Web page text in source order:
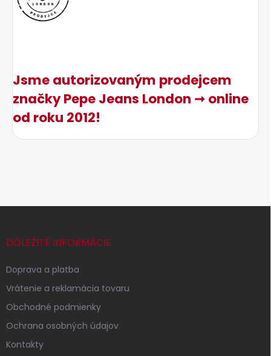
Jsme autorizovaným prodejcem
značky Pepe Jeans London ➞ online
od roku 2012!
pDÔLEŽITÉ INFORMÁCIE
Doprava a platba
Vrátenie a reklamácia tovaru
Obchodné podmienky
Ochrana osobných údajov
Kontakty